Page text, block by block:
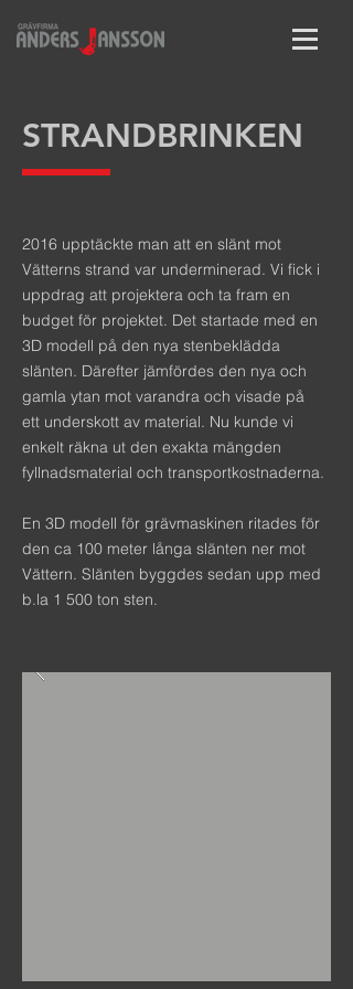
2016 upptäckte man att en slänt mot
Vätterns strand var underminerad. Vi fick i
uppdrag att projektera och ta fram en
budget för projektet. Det startade med en
3D modell på den nya stenbeklädda
slänten. Därefter jämfördes den nya och
gamla ytan mot varandra och visade på
ett underskott av material. Nu kunde vi
enkelt räkna ut den exakta mängden
fyllnadsmaterial och transportkostnaderna.
En 3D modell för grävmaskinen ritades för
den ca 100 meter långa slänten ner mot
Vättern. Slänten byggdes sedan upp med
b.la 1 500 ton sten.
STRANDBRINKEN